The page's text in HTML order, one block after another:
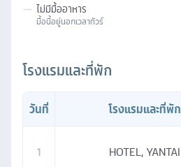
— ไม่มีมื้ออาหาร
มื้อนี้อยู่นอกเวลาทัวร์
โรงแรมและที่พัก
วันที่ โรงแรมและที่พัก
1 HOTEL, YANTAI